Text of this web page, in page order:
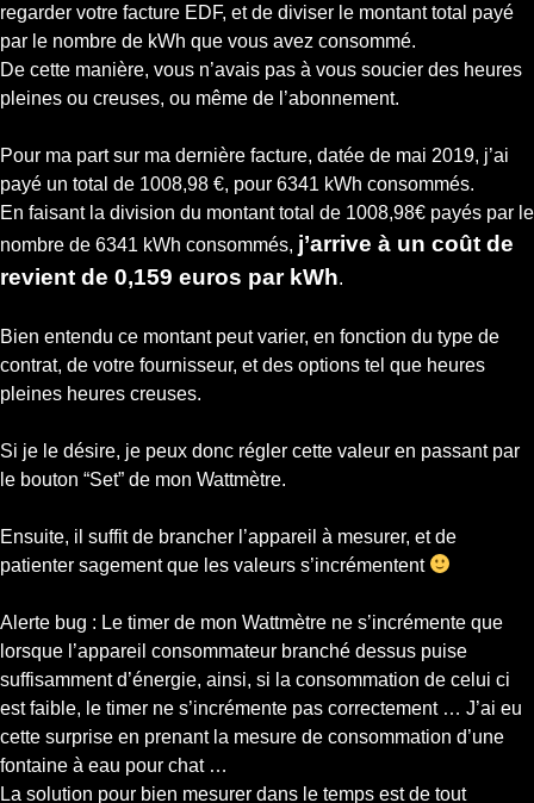
regarder votre facture EDF, et de diviser le montant total payé
par le nombre de kWh que vous avez consommé.
De cette manière, vous n’avais pas à vous soucier des heures
pleines ou creuses, ou même de l’abonnement.
Pour ma part sur ma dernière facture, datée de mai 2019, j’ai
payé un total de 1008,98 €, pour 6341 kWh consommés.
En faisant la division du montant total de 1008,98€ payés par le
nombre de 6341 kWh consommés, j’arrive à un coût de
revient de 0,159 euros par kWh.
Bien entendu ce montant peut varier, en fonction du type de
contrat, de votre fournisseur, et des options tel que heures
pleines heures creuses.
Si je le désire, je peux donc régler cette valeur en passant par
le bouton “Set” de mon Wattmètre.
Ensuite, il suffit de brancher l’appareil à mesurer, et de
patienter sagement que les valeurs s’incrémentent
Alerte bug : Le timer de mon Wattmètre ne s’incrémente que
lorsque l’appareil consommateur branché dessus puise
suffisamment d’énergie, ainsi, si la consommation de celui ci
est faible, le timer ne s’incrémente pas correctement … J’ai eu
cette surprise en prenant la mesure de consommation d’une
fontaine à eau pour chat …
La solution pour bien mesurer dans le temps est de tout